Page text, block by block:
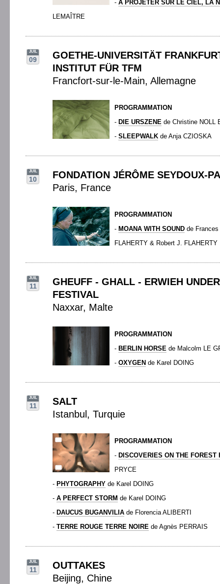
- À PROJETER SUR LE CIEL, LA
LEMAÎTRE
JUIL
09
GOETHE-UNIVERSITÄT
INSTITUT FÜR TFM
Francfort-sur-le-Main, Allemagne
PROGRAMMATION
- DIE URSZENE de Christine NOLL
- SLEEPWALK de Anja CZIOSKA
JUIL
10
FONDATION JÉRÔME SEYDOUX-
Paris, France
PROGRAMMATION
- MOANA WITH SOUND de
FLAHERTY & Robert J. FLAHERTY
JUIL
11
GHEUFF - GHALL - ERWIEH
FESTIVAL
Naxxar, Malte
PROGRAMMATION
- BERLIN HORSE de Malcolm LE
- OXYGEN de Karel DOING
JUIL
11
SALT
Istanbul, Turquie
PROGRAMMATION
- DISCOVERIES ON THE FOREST
PRYCE
- PHYTOGRAPHY de Karel DOING
- A PERFECT STORM de Karel DOING
- DAUCUS BUGANVILIA de Florencia ALIBERTI
- TERRE ROUGE TERRE NOIRE de Agnès PERRAIS
JUIL
11
OUTTAKES
Beijing, Chine